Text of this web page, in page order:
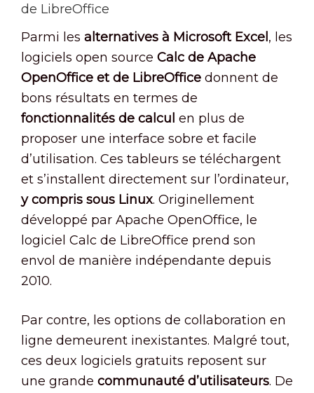
de LibreOffice
Parmi les alternatives à Microsoft Excel , les
logiciels open source Calc de Apache
OpenOffice et de LibreOffice donnent de
bons résultats en termes de
fonctionnalités de calcul en plus de
proposer une interface sobre et facile
d’utilisation. Ces tableurs se téléchargent
et s’installent directement sur l’ordinateur,
y compris sous Linux. Originellement
développé par Apache OpenOffice, le
logiciel Calc de LibreOffice prend son
envol de manière indépendante depuis
2010.
Par contre, les options de collaboration en
ligne demeurent inexistantes. Malgré tout,
ces deux logiciels gratuits reposent sur
une grande communauté d’utilisateurs. De